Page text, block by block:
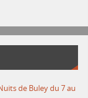
de Buley du 7 au